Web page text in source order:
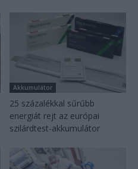
Akkumulátor
25 százalékkal sűrűbb
energiát rejt az európai
szilárdtest-akkumulátor